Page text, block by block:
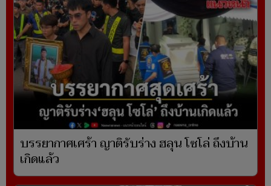
บรรยากาศเศร้า ญาติรับร่าง ฮลุน โซโล่ ถึงบ้าน
เกิดแล้ว